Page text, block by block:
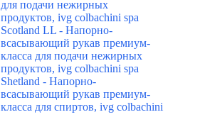
для подачи нежирных
продуктов, ivg colbachini spa
Scotland LL - Напорно-
всасывающий рукав премиум-
класса для подачи нежирных
продуктов, ivg colbachini spa
Shetland - Напорно-
всасывающий рукав премиум-
класса для спиртов, ivg colbachini